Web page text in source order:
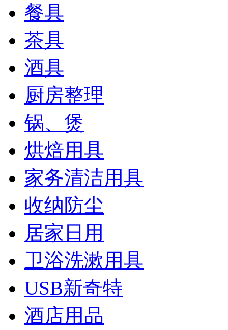
餐具
茶具
酒具
厨房整理
锅、煲
烘焙用具
家务清洁用具
收纳防尘
居家日用
卫浴洗漱用具
USB新奇特
酒店用品